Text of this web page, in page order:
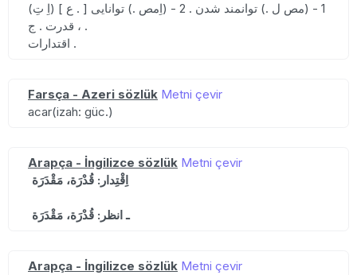
(اِ تِ) [ ع . ] 1 - (مص ل .) توانمند شدن . 2 - (اِمص .) توانایی
، قدرت . ج .
اقتدارات .
Farsça - Azeri sözlük Metni çevir
acar(izah: güc.)
Arapça - İngilizce sözlük Metni çevir
اِقْتِدار: قُدْرَة، مَقْدَرَة
ـ انظر: قُدْرَة، مَقْدَرَة
Arapça - İngilizce sözlük Metni çevir